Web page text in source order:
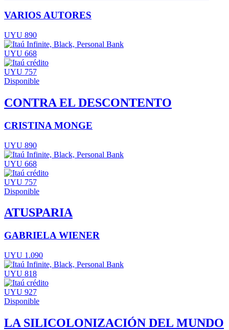
VARIOS AUTORES
UYU 890
UYU 668
UYU 757
Disponible
CONTRA EL DESCONTENTO
CRISTINA MONGE
UYU 890
UYU 668
UYU 757
Disponible
ATUSPARIA
GABRIELA WIENER
UYU 1.090
UYU 818
UYU 927
Disponible
LA SILICOLONIZACIÓN DEL MUNDO